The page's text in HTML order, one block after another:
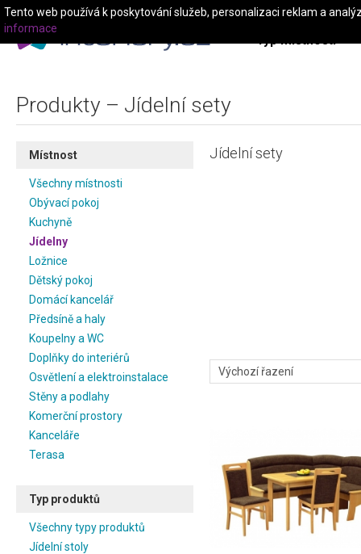
Typ místnosti
Produkty – Jídelní sety
Místnost
Všechny místnosti
Obývací pokoj
Kuchyně
Jídelny
Ložnice
Dětský pokoj
Domácí kancelář
Předsíně a haly
Koupelny a WC
Doplňky do interiérů
Osvětlení a elektroinstalace
Stěny a podlahy
Komerční prostory
Kanceláře
Terasa
Typ produktů
Všechny typy produktů
Jídelní stoly
Jídelní sety
Tento web používá k poskytování služeb, personalizaci reklam a
informace